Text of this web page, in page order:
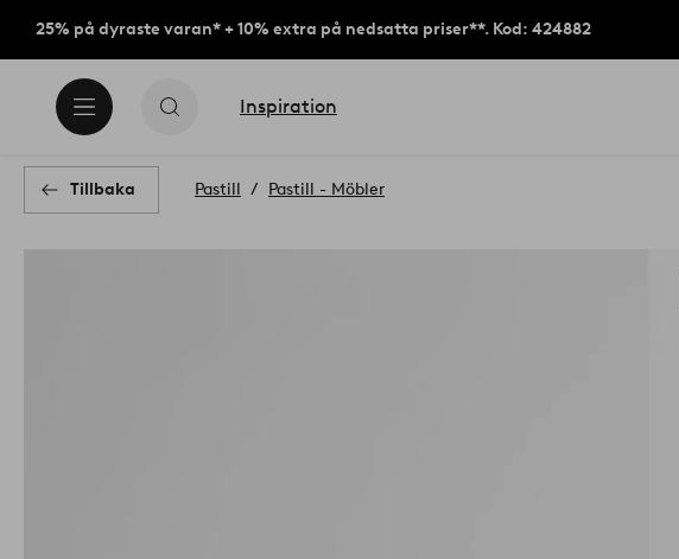
25% på dyraste varan* + 10% extra på nedsatta priser**. Kod: 424882
Inspiration
Tillbaka Pastill Pastill - Möbler